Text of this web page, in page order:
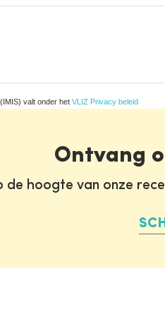
(IMIS) valt onder het VLIZ Privacy beleid
Ontvang
de hoogte van onze